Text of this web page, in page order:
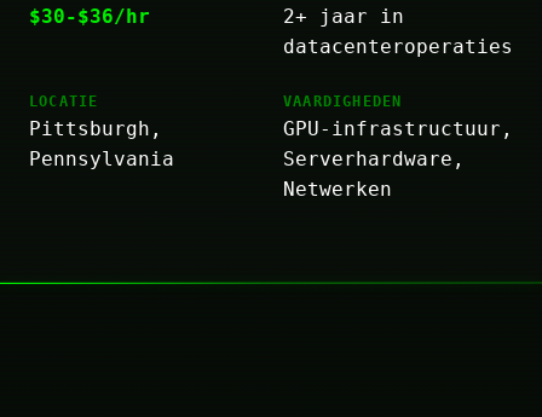
$30-$36/hr
2+ jaar in
datacenteroperaties
LOCATIE
Pittsburgh,
Pennsylvania
VAARDIGHEDEN
GPU-infrastructuur,
Serverhardware,
Netwerken